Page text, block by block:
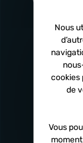
Livraison
rapide
Sous 24h à
Nous
cookies
de
Vous